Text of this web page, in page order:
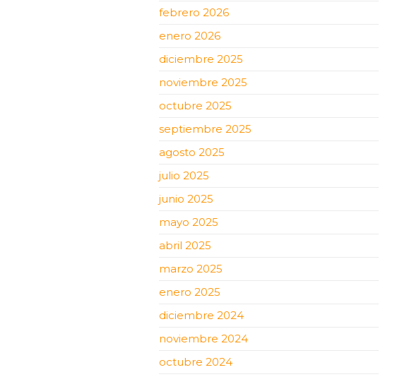
febrero 2026
enero 2026
diciembre 2025
noviembre 2025
octubre 2025
septiembre 2025
agosto 2025
julio 2025
junio 2025
mayo 2025
abril 2025
marzo 2025
enero 2025
diciembre 2024
noviembre 2024
octubre 2024